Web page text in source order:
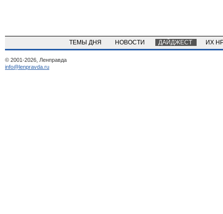
ТЕМЫ ДНЯ НОВОСТИ ДАЙДЖЕСТ ИХ
© 2001-2026, Ленправда
info@lenpravda.ru